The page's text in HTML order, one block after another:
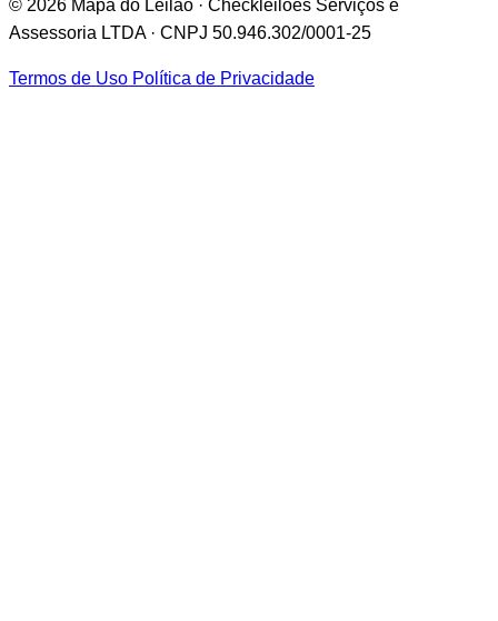
© 2026 Mapa do Leilão · Checkleilões Serviços e
Assessoria LTDA · CNPJ 50.946.302/0001-25
Termos de Uso Política de Privacidade